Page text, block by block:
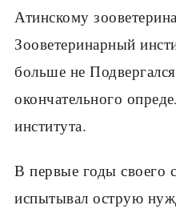
Атинскому
Зоове­теринарный
больше не
оконча­тельного
института.
В первые годы сво­его
испытывал острую